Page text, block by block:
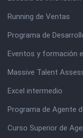
Running de Ventas
Programa de
Eventos y formación
Massive Talent
Excel intermedio
Programa de Agente
Curso Superior de